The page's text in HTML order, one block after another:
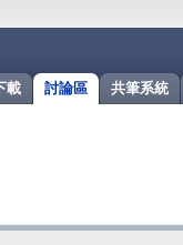
共筆系統
討論區
載